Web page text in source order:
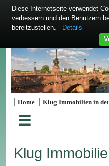
|Home |Klug Immobilien in
≡
Klug
Diese Internetseite verwendet
verbessern und den Benutzern
bereitzustellen.
Details